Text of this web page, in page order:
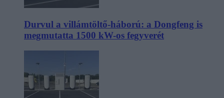
Durvul a villámtöltő-háború: a Dongfeng is
megmutatta 1500 kW-os fegyverét